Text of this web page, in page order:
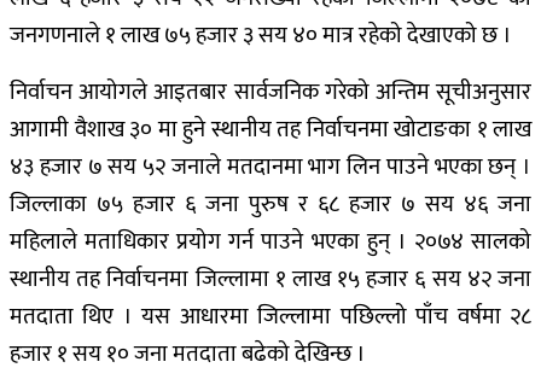
जनगणनाले १ लाख ७५ हजार ३ सय ४० मात्र रहेको देखाएको छ ।
निर्वाचन आयोगले आइतबार सार्वजनिक गरेको अन्तिम सूचीअनुसार
आगामी वैशाख ३० मा हुने स्थानीय तह निर्वाचनमा खोटाङका १ लाख
४३ हजार ७ सय ५२ जनाले मतदानमा भाग लिन पाउने भएका छन् ।
जिल्लाका ७५ हजार ६ जना पुरुष र ६८ हजार ७ सय ४६ जना
महिलाले मताधिकार प्रयोग गर्न पाउने भएका हुन् । २०७४ सालको
स्थानीय तह निर्वाचनमा जिल्लामा १ लाख १५ हजार ६ सय ४२ जना
मतदाता थिए । यस आधारमा जिल्लामा पछिल्लो पाँच वर्षमा २८
हजार १ सय १० जना मतदाता बढेको देखिन्छ ।